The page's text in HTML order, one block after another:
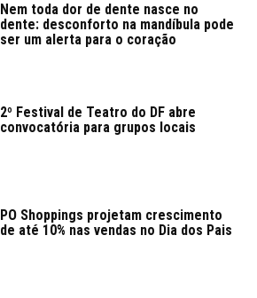
Nem toda dor de dente nasce no
dente: desconforto na mandíbula pode
ser um alerta para o coração
2º Festival de Teatro do DF abre
convocatória para grupos locais
PO Shoppings projetam crescimento
de até 10% nas vendas no Dia dos Pais